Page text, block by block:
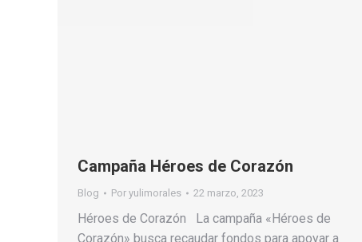
Campaña Héroes de Corazón
Blog Por yulimorales 22 marzo, 2023
Héroes de Corazón La campaña «Héroes de
Corazón» busca recaudar fondos para apoyar a